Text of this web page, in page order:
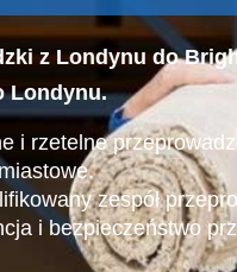
z Londynu do
Londynu.
i rzetelne
zespół
i bezpieczeństwo